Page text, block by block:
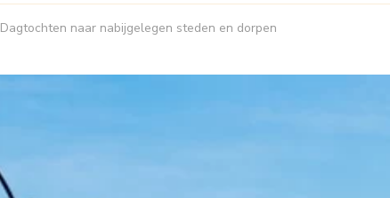
Dagtochten naar nabijgelegen steden en dorpen